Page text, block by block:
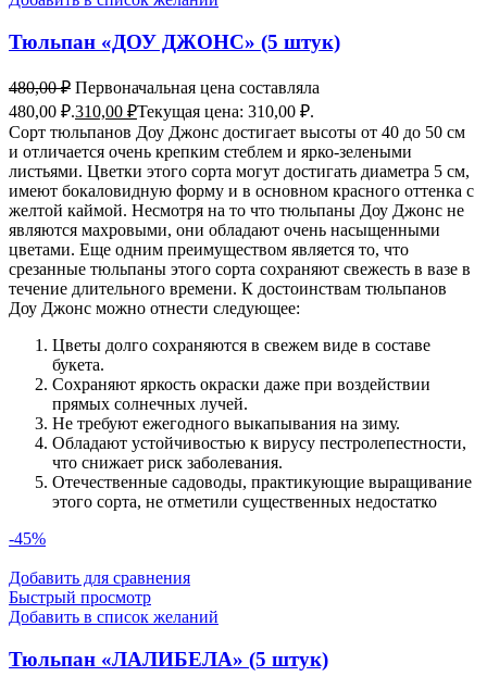
Тюльпан «ДОУ ДЖОНС» (5 штук)
480,00₽ Первоначальная цена составляла
480,00 ₽.310,00 ₽Текущая цена: 310,00 ₽.
Сорт тюльпанов Доу Джонс достигает высоты от 40 до 50 см
и отличается очень крепким стеблем и ярко-зелеными
листьями. Цветки этого сорта могут достигать диаметра 5 см,
имеют бокаловидную форму и в основном красного оттенка с
желтой каймой. Несмотря на то что тюльпаны Доу Джонс не
являются махровыми, они обладают очень насыщенными
цветами. Еще одним преимуществом является то, что
срезанные тюльпаны этого сорта сохраняют свежесть в вазе в
течение длительного времени. К достоинствам тюльпанов
Доу Джонс можно отнести следующее:
Цветы долго сохраняются в свежем виде в составе
букета.
Сохраняют яркость окраски даже при воздействии
прямых солнечных лучей.
Не требуют ежегодного выкапывания на зиму.
Обладают устойчивостью к вирусу пестролепестности,
что снижает риск заболевания.
Отечественные садоводы, практикующие выращивание
этого сорта, не отметили существенных недостатко
-45%
Добавить для сравнения
Быстрый просмотр
Добавить в список желаний
Тюльпан «ЛАЛИБЕЛА» (5 штук)